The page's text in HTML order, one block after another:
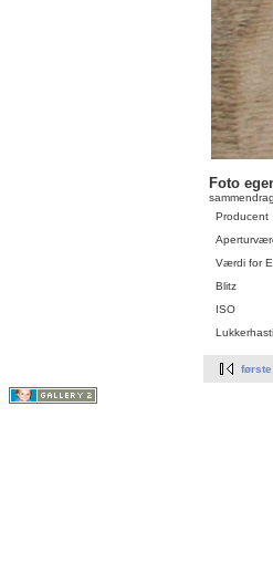
Foto
Producent
Værdi for
Blitz
ISO
første